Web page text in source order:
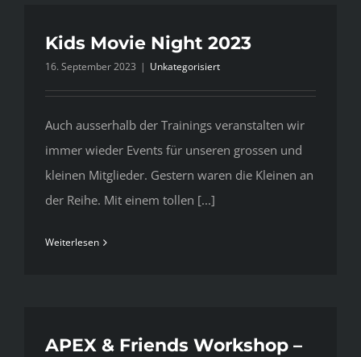
Kids Movie Night 2023
16. September 2023 | Unkategorisiert
Auch ausserhalb der Trainings veranstalten wir
immer wieder Events für unseren grossen und
kleinen Mitglieder. Gestern waren die Kleinen an
der Reihe. Mit einem tollen [...]
Weiterlesen
APEX & Friends Workshop –